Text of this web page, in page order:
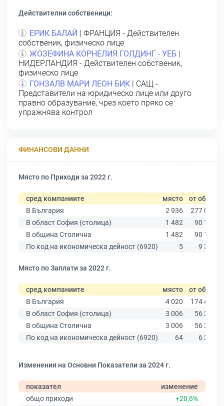
Действителни собственици:
ЕРИК БАЛАЙ
| ФРАНЦИЯ - Действителен
собственик, физическо лице
ЖОЗЕФИНА КОРНЕЛИЯ ГОЛДИНГ - УЕБ
НИДЕРЛАНДИЯ - Действителен собственик,
физическо лице
ГОНЗАЛВ МАРИ ЛЕОН БИК | САЩ -
Представители на юридическо лице или друго
правно образувание, чрез което пряко се
упражнява контрол
ФИНАНСОВИ ДАННИ
Място по Приходи за 2022 г.
сред компаниите място от общо
В България
2 936
277 019
В област София (столица)
1 482
90 178
В община Столична
1 482
90 178
По код на икономическа дейност (6920)
5 9 320
Място по Заплати за 2022 г.
сред компаниите място от общо
В България
4 020
174 403
В област София (столица)
3 006
56 378
В община Столична
3 006
56 378
По код на икономическа дейност (6920)
64 6 379
Изменения на Основни Показатели за 2024 г.
показател
изменение
общо приходи
+20,6%